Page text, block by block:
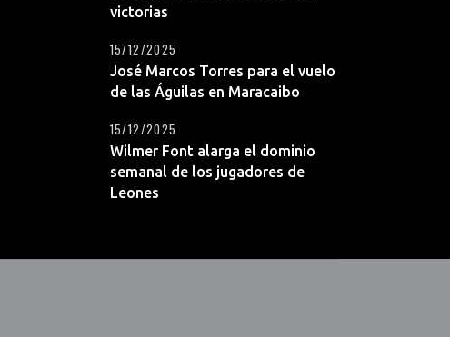
victorias
José Marcos Torres para el vuelo
de las Águilas en Maracaibo
15/12/2025
Wilmer Font alarga el dominio
semanal de los jugadores de
Leones
15/12/2025